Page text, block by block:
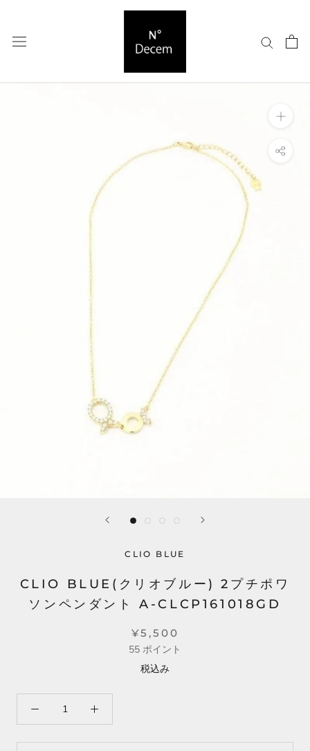
て
CLIO BLUE
CLIO BLUE(クリオブルー) 2プチポワ
ソンペンダント A-CLCP161018GD
¥5,500
55 ポイント
税込み